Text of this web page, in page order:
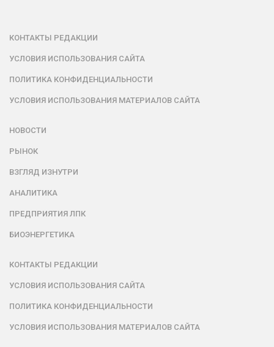
КОНТАКТЫ РЕДАКЦИИ
УСЛОВИЯ ИСПОЛЬЗОВАНИЯ САЙТА
ПОЛИТИКА КОНФИДЕНЦИАЛЬНОСТИ
УСЛОВИЯ ИСПОЛЬЗОВАНИЯ МАТЕРИАЛОВ САЙТА
НОВОСТИ
РЫНОК
ВЗГЛЯД ИЗНУТРИ
АНАЛИТИКА
ПРЕДПРИЯТИЯ ЛПК
БИОЭНЕРГЕТИКА
КОНТАКТЫ РЕДАКЦИИ
УСЛОВИЯ ИСПОЛЬЗОВАНИЯ САЙТА
ПОЛИТИКА КОНФИДЕНЦИАЛЬНОСТИ
УСЛОВИЯ ИСПОЛЬЗОВАНИЯ МАТЕРИАЛОВ САЙТА